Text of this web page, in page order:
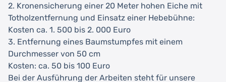
2. Kronensicherung einer 20 Meter hohen Eiche mit
Totholzentfernung und Einsatz einer Hebebühne:
Kosten ca. 1. 500 bis 2. 000 Euro
3. Entfernung eines Baumstumpfes mit einem
Durchmesser von 50 cm
Kosten: ca. 50 bis 100 Euro
Bei der Ausführung der Arbeiten steht für unsere